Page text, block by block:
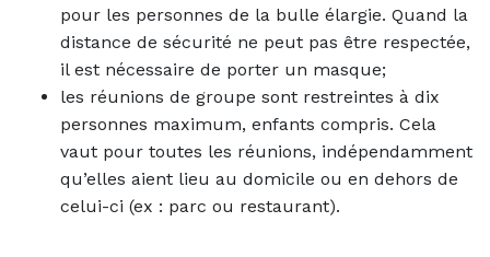
pour les personnes de la bulle élargie. Quand la
distance de sécurité ne peut pas être respectée,
il est nécessaire de porter un masque;
les réunions de groupe sont restreintes à dix
personnes maximum, enfants compris. Cela
vaut pour toutes les réunions, indépendamment
qu’elles aient lieu au domicile ou en dehors de
celui-ci (ex : parc ou restaurant).